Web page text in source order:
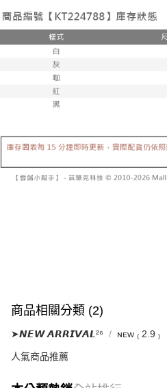
1.分期款項不併入電信帳單，「大哥付你
醒簡訊。
2.透過簡訊連結打開帳單後，可選擇「超
帳／街口支付／iPASS MONEY」等通路
【注意事項】
1.本服務係由「台灣大哥大股份有限公司
用戶於交易時，得透過本服務購買商品
買賣價金債權讓與本公司後，依約使用本
2.基於同意付款使用「大哥付你分期」
由本公司與您本人進行分期帳單所需資
【「AFTEE先享後付」結帳流程】
結帳頁面，進行簡訊認證並確認金額後，
２．訂單成立數日內，您將收到繳費通知
３．收到繳費通知簡訊後14天內，點擊
ATM／網路銀行／等多元方式進行付款，
※ 請注意：結帳手續完成當下不需立刻
購買商品的店家。未經商家同意取消之
※ 交易是否成功請以「AFTEE先享後付
是否繳費成功／繳費後需取消欲退款等
客戶支援中心」https://
【注意事項】
３．未成年的使用者請事先徵得法定代
「AFTEE先享後付」，若未經同意申辦
請求用戶進行身份認證。
恩沛科技股份有限公司將有權停止該用戶
每筆NT$60，滿NT$1,800(含以上)免
付款後全家取貨
每筆NT$60，滿NT$1,600(含以上)免
已關閉，請勿下單
每筆NT$10,000
每筆NT$10,000
7-11取貨付款
國家/地區配送
商品相關分類 (2)
➤𝙉𝙀𝙒 𝘼𝙍𝙍𝙄𝙑𝘼𝙇²⁶ ɴᴇᴡ ₍ 2.9 ₎
人氣商品推薦